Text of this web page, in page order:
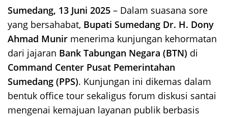
Sumedang, 13 Juni 2025 – Dalam suasana sore
yang bersahabat, Bupati Sumedang Dr. H. Dony
Ahmad Munir menerima kunjungan kehormatan
dari jajaran Bank Tabungan Negara (BTN) di
Command Center Pusat Pemerintahan
Sumedang (PPS). Kunjungan ini dikemas dalam
bentuk office tour sekaligus forum diskusi santai
mengenai kemajuan layanan publik berbasis